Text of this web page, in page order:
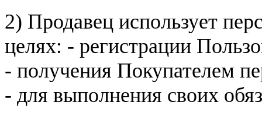
2) Продавец использует
целях: - регистрации
- получения Покупателем
- для выполнения своих